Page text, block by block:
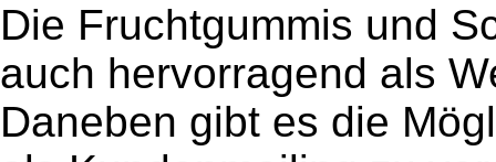
Die Fruchtgummis und
auch hervorragend als
Daneben gibt es die